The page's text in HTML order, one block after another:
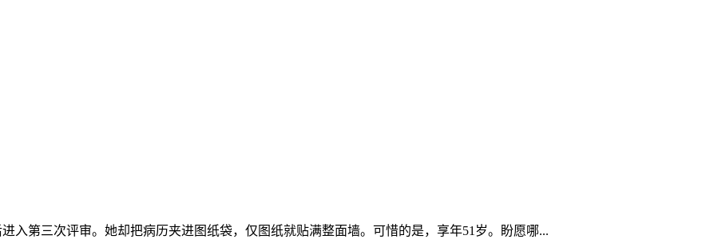
入第三次评审。她却把病历夹进图纸袋，仅图纸就贴满整面墙。可惜的是，享年51岁。盼愿哪...